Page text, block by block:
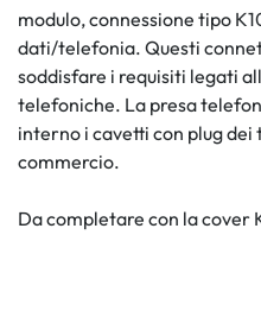
modulo, connessione tipo
dati/telefonia. Questi
soddisfare i requisiti legati
telefoniche. La presa
interno i cavetti con plug
commercio.
Da completare con la cover